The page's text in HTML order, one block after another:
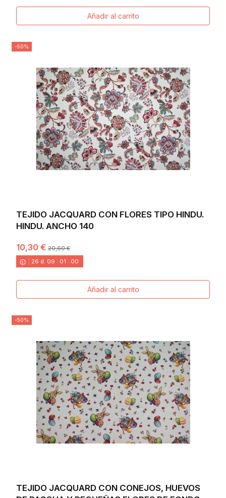
Añadir al carrito
-50%
TEJIDO JACQUARD CON FLORES TIPO HINDU.
HINDU. ANCHO 140
10,30 €20,60 €
26 d. 09 : 00 :58
Añadir al carrito
-50%
TEJIDO JACQUARD CON CONEJOS, HUEVOS